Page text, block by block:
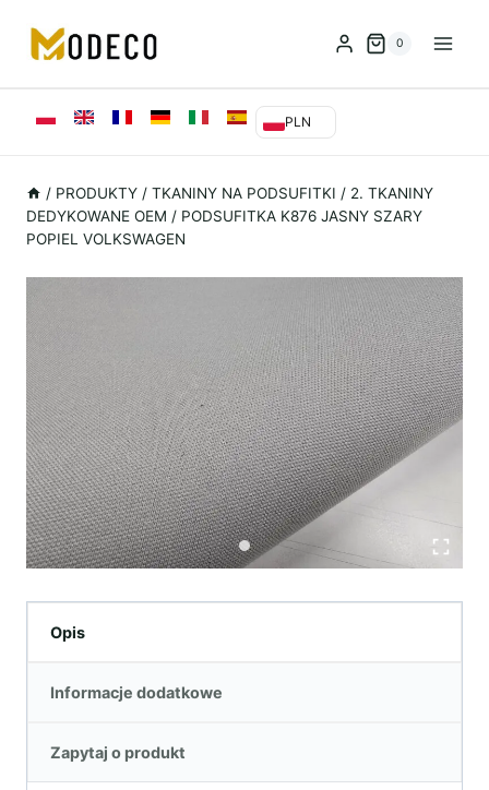
treści
0
PLN
/ PRODUKTY / TKANINY NA PODSUFITKI / 2. TKANINY
DEDYKOWANE OEM / PODSUFITKA K876 JASNY SZARY
POPIEL VOLKSWAGEN
Opis
Informacje dodatkowe
Zapytaj o produkt